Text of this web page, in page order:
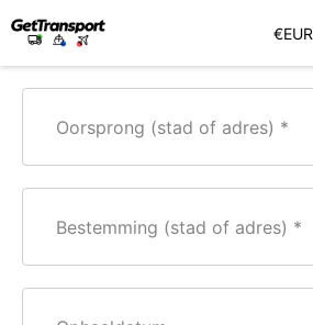
€EUR
Oorsprong (stad of adres)
Bestemming (stad of adres)